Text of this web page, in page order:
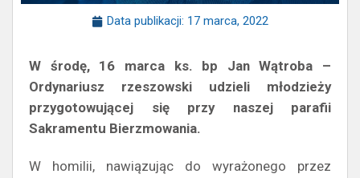
Data publikacji: 17 marca, 2022
W środę, 16 marca ks. bp Jan Wątroba –
Ordynariusz rzeszowski udzieli młodzieży
przygotowującej się przy naszej parafii
Sakramentu Bierzmowania.
W homilii, nawiązując do wyrażonego przez